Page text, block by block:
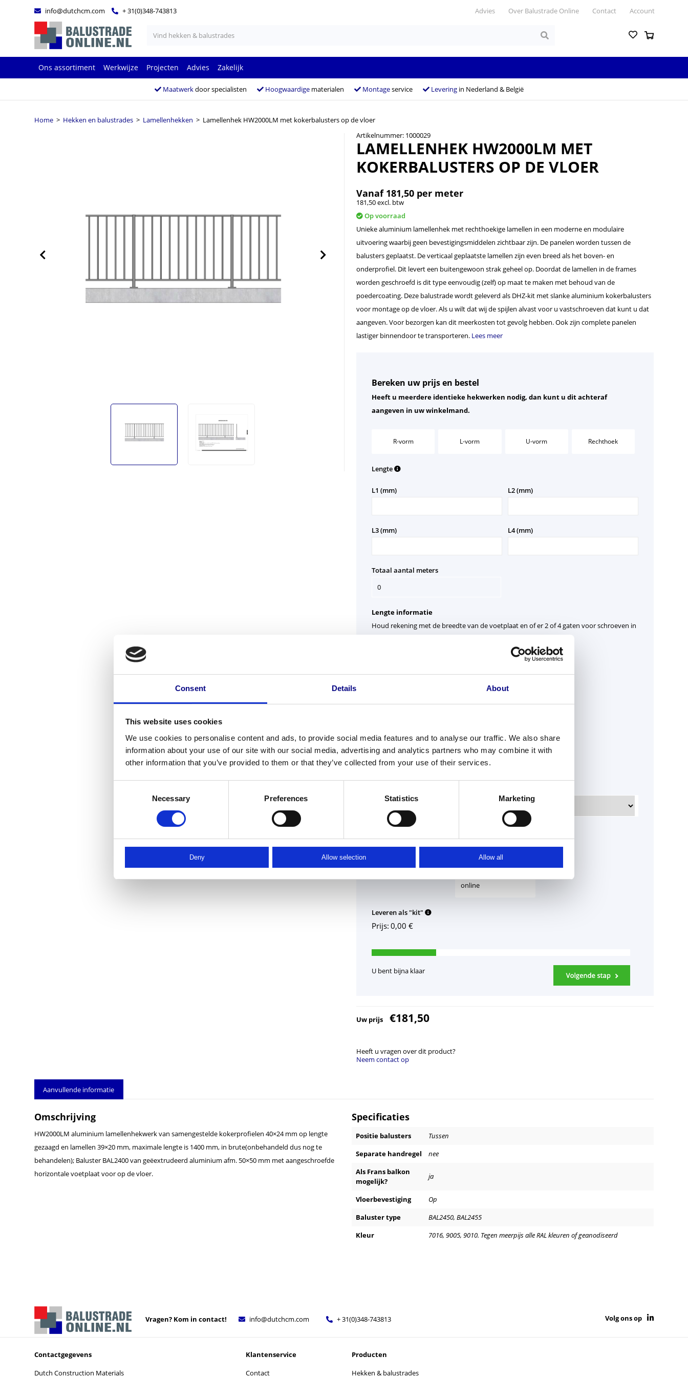
Consent Details About
This website uses cookies
We use cookies to personalise content and ads, to provide social media features and to analyse our traffic. We also share
information about your use of our site with our social media, advertising and analytics partners who may combine it with
other information that you’ve provided to them or that they’ve collected from your use of their services.
Necessary Preferences Statistics Marketing
Deny Allow selection Allow all
info@dutchcm.com + 31(0)348-743813 Advies Over Balustrade Online Contact Account
Ons assortiment Werkwijze Projecten Advies Zakelijk
Maatwerkdoor specialisten Hoogwaardigematerialen Montageservice Leveringin Nederland & België
Home > Hekken en balustrades > Lamellenhekken > Lamellenhek HW2000LM met kokerbalusters op de vloer
Artikelnummer: 1000029
LAMELLENHEK HW2000LM MET
KOKERBALUSTERS OP DE VLOER
Vanaf 181,50 per meter
181,50 excl. btw
Op voorraad
Unieke aluminium lamellenhek met rechthoekige lamellen in een moderne en modulaire
uitvoering waarbij geen bevestigingsmiddelen zichtbaar zijn. De panelen worden tussen de
balusters geplaatst. De verticaal geplaatste lamellen zijn even breed als het boven- en
onderprofiel. Dit levert een buitengewoon strak geheel op. Doordat de lamellen in de frames
worden geschroefd is dit type eenvoudig (zelf) op maat te maken met behoud van de
poedercoating. Deze balustrade wordt geleverd als DHZ-kit met slanke aluminium kokerbalusters
voor montage op de vloer. Als u wilt dat wij de spijlen alvast voor u vastschroeven dat kunt u dat
aangeven. Voor bezorgen kan dit meerkosten tot gevolg hebben. Ook zijn complete panelen
lastiger binnendoor te transporteren. Lees meer
Bereken uw prijs en bestel
Heeft u meerdere identieke hekwerken nodig, dan kunt u dit achteraf
aangeven in uw winkelmand.
R-vorm L-vorm U-vorm Rechthoek
Lengte
L1 (mm)Aantal L2 (mm)Aantal
L3 (mm)Aantal L4 (mm)Aantal
Totaal aantal meters
Lengte informatie
Houd rekening met de breedte van de voetplaat en of er 2 of 4 gaten voor schroeven in
5. Breedte kozijnstijlen
Bij twijfel neem contact met ons op!
Hoogte
Hoogte
Spijlen vastschroeven
online
Leveren als "kit"
Prijs: 0,00 €
U bent bijna klaar
Uw prijs €181,50
Heeft u vragen over dit product?
Neem contact op
Aanvullende informatie
Omschrijving
HW2000LM aluminium lamellenhekwerk van samengestelde kokerprofielen 40×24 mm op lengte
gezaagd en lamellen 39×20 mm, maximale lengte is 1400 mm, in brute(onbehandeld dus nog te
behandelen); Baluster BAL2400 van geëextrudeerd aluminium afm. 50×50 mm met aangeschroefde
horizontale voetplaat voor op de vloer.
Specificaties
Positie balusters
Tussen
Separate handregel
nee
Als Frans balkon
mogelijk?
ja
Vloerbevestiging
Op
Baluster type
BAL2450, BAL2455
Kleur
7016, 9005, 9010. Tegen meerpijs alle RAL kleuren of geanodiseerd
Vragen? Kom in contact! info@dutchcm.com + 31(0)348-743813 Volg ons op
Contactgegevens
Dutch Construction Materials
Klantenservice
Contact
Producten
Hekken & balustrades